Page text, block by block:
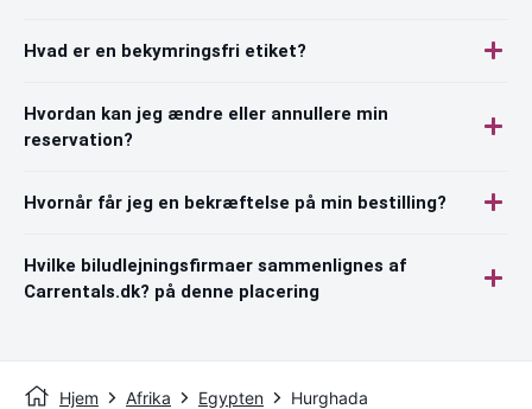
Hvad er en bekymringsfri etiket?
Hvordan kan jeg ændre eller annullere min
reservation?
Hvornår får jeg en bekræftelse på min bestilling?
Hvilke biludlejningsfirmaer sammenlignes af
Carrentals.dk? på denne placering
Hjem Afrika Egypten Hurghada